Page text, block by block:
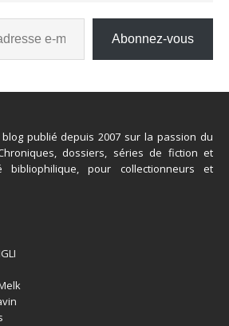
Abonnez-vous
publié depuis 2007 sur la passion du
dossiers, séries de fiction et
bibliophilique, pour collectionneurs et